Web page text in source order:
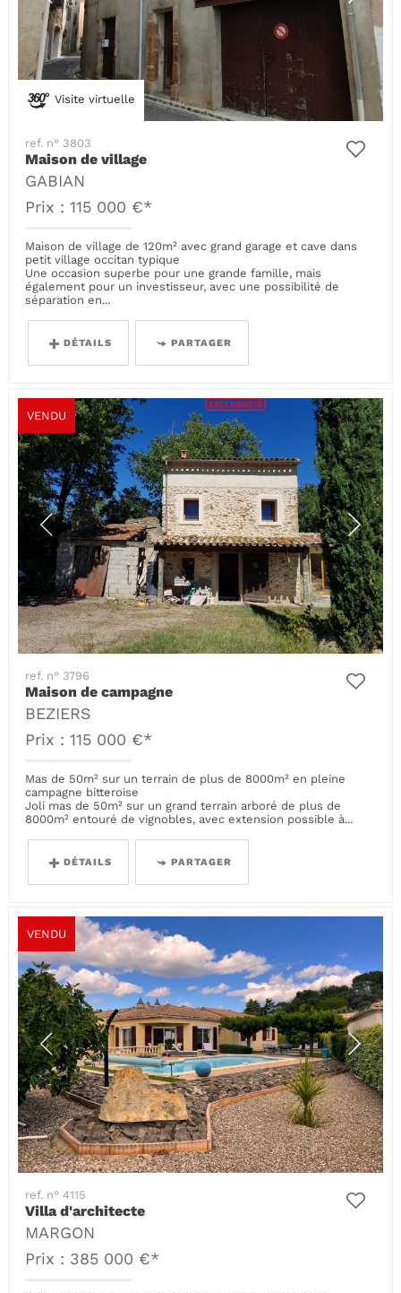
Visite virtuelle
ref. n° 3803
Maison de village
GABIAN
Prix : 115 000 €*
Maison de village de 120m² avec grand garage et cave dans
petit village occitan typique
Une occasion superbe pour une grande famille, mais
également pour un investisseur, avec une possibilité de
séparation en...
DÉTAILS PARTAGER
VENDU
ref. n° 3796
Maison de campagne
BEZIERS
Prix : 115 000 €*
Mas de 50m² sur un terrain de plus de 8000m² en pleine
campagne bitteroise
Joli mas de 50m² sur un grand terrain arboré de plus de
8000m² entouré de vignobles, avec extension possible à...
DÉTAILS PARTAGER
VENDU
ref. n° 4115
Villa d'architecte
MARGON
Prix : 385 000 €*